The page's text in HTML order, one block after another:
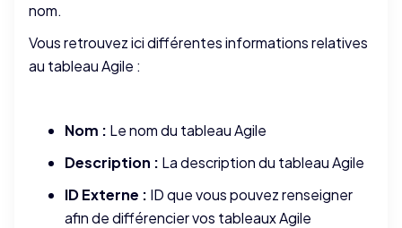
nom.
Vous retrouvez ici différentes informations relatives
au tableau Agile :
Nom : Le nom du tableau Agile
Description : La description du tableau Agile
ID Externe : ID que vous pouvez renseigner
afin de différencier vos tableaux Agile